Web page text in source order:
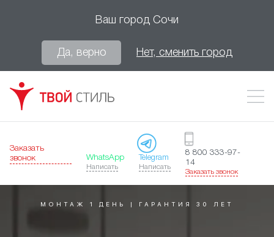
Ваш город Сочи
Да, верно Нет, сменить город
Заказать
звонок
WhatsApp
Написать
Telegram
Написать
8 800 333-97-
14
Заказать звонок
МОНТАЖ 1 ДЕНЬ | ГАРАНТИЯ 30 ЛЕТ